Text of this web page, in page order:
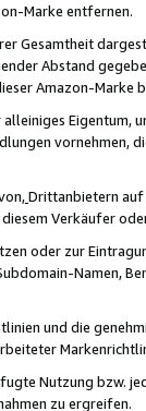
Marke entfernen.
Gesamtheit
Abstand
Amazon-Marke
vornehmen,
Drittanbietern auf
Verkäufer
oder zur
Namen,
und die
Nutzung bzw.
zu ergreifen.